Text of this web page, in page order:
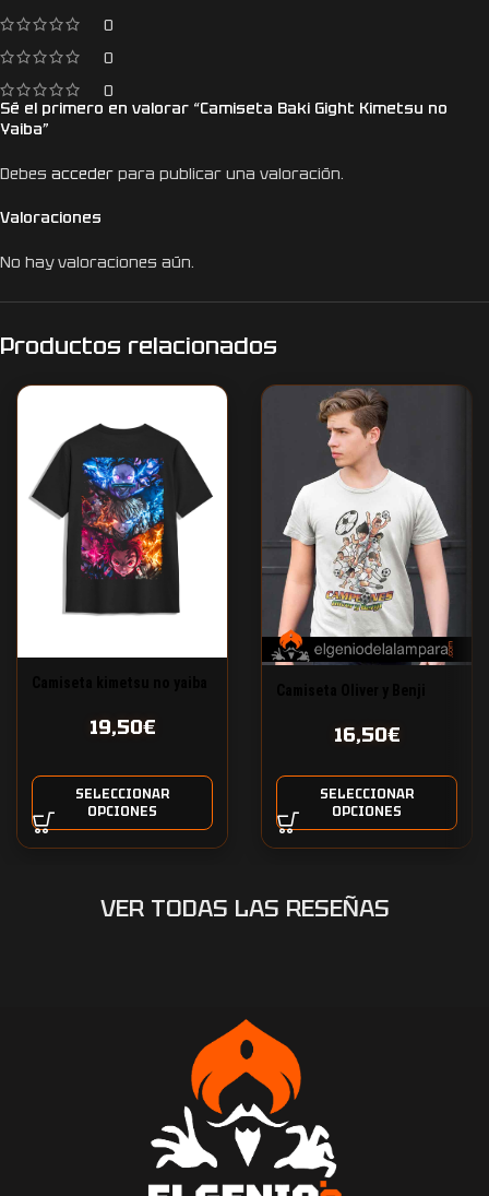
0
0
0
Valoraciones
No hay valoraciones aún.
Sé el primero en valorar “Camiseta Baki Gight Kimetsu no
Yaiba”
Debes acceder para publicar una valoración.
Productos relacionados
19,50€
SELECCIONAR
OPCIONES
16,50€
SELECCIONAR
OPCIONES
VER TODAS LAS RESEÑAS